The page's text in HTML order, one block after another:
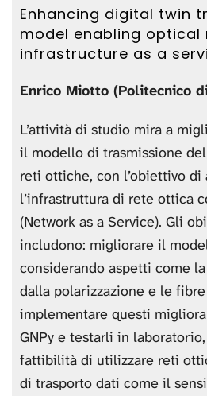
Enhancing digital twin
model enabling optical
infrastructure as a
Enrico Miotto (Politecnico
L’attività di studio mira a
il modello di trasmissione
reti ottiche, con l’obiettivo di
l’infrastruttura di rete ottica
(Network as a Service). Gli
includono: migliorare il
considerando aspetti come
dalla polarizzazione e le
implementare questi
GNPy e testarli in
fattibilità di utilizzare reti
di trasporto dati come il